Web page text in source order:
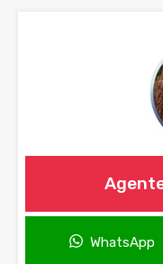
WhatsApp